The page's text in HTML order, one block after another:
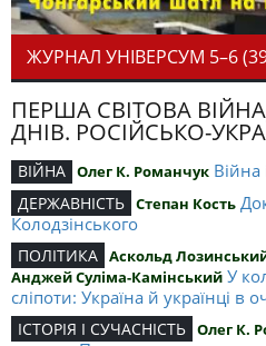
ЖУРНАЛ УНІВЕРСУМ 5–6
ПЕРША СВІТОВА
ДНІВ. РОСІЙСЬКО-
ВІЙНА Олег К. Романчук Війна
ДЕРЖАВНІСТЬ Степан Кость
Колодзінського
ПОЛІТИКА Аскольд
Анджей Суліма-Камінський У
сліпоти: Україна й українці в
ІСТОРІЯ І СУЧАСНІСТЬ Олег К.